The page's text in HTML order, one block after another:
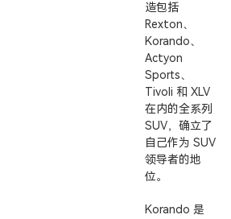
造包括
Rexton、
Korando、
Actyon
Sports、
Tivoli 和 XLV
在内的全系列
SUV，确立了
自己作为 SUV
领导者的地
位。
Korando 是